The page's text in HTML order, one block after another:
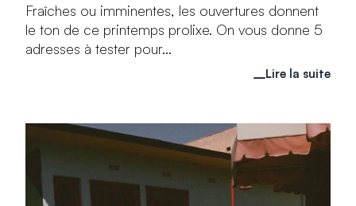
Fraîches ou imminentes, les ouvertures donnent
le ton de ce printemps prolixe. On vous donne 5
adresses à tester pour...
Lire la suite